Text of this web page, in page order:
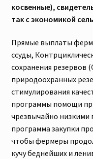
косвенные),
так с экономикой
Прямые выплаты
ссуды,
сохранения резервов
природоохранных
стимулирования
программы помощи
чрезвычайно низкими
программа закупки
чтобы фермеры
кучу беднейших и